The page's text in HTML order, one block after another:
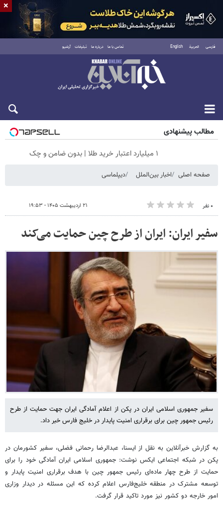
فارسی العربية English تماس با ما درباره ما تبلیغات آرشیو
جمعه ۱۶ مرداد ۱۴۰۵
مطالب پیشنهادی
۱ میلیارد اعتبار خرید طلا | بدون ضامن و چک
صفحه اصلی اخبار بین‌الملل دیپلماسی
۰ نفر ۲۱ اردیبهشت ۱۴۰۵ - ۱۹:۵۳
سفیر ایران: ایران از طرح چین حمایت می‌کند
سفیر جمهوری اسلامی ایران در پکن از اعلام آمادگی ایران جهت حمایت از طرح
رئیس جمهور چین برای برقراری امنیت پایدار در خلیج فارس خبر داد.
به گزارش خبرآنلاین به نقل از ایسنا، عبدالرضا رحمانی فضلی، سفیر کشورمان در
پکن در شبکه اجتماعی ایکس نوشت: جمهوری اسلامی ایران آمادگی خود را برای
حمایت از طرح چهار ماده‌ای رئیس جمهور چین با هدف برقراری امنیت پایدار و
توسعه مشترک در منطقه خلیج‌فارس اعلام کرده که این مسئله در دیدار وزاری
امور خارجه دو کشور نیز مورد تاکید قرار گرفت.
×